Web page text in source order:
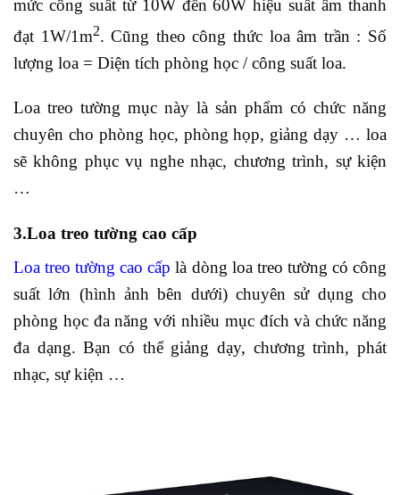
mức công suất từ 10W đến 60W hiệu suất âm thanh
đạt 1W/1m2. Cũng theo công thức loa âm trần : Số
lượng loa = Diện tích phòng học / công suất loa.
Loa treo tường mục này là sản phẩm có chức năng
chuyên cho phòng học, phòng họp, giảng dạy … loa
sẽ không phục vụ nghe nhạc, chương trình, sự kiện
…
3.Loa treo tường cao cấp
Loa treo tường cao cấp là dòng loa treo tường có công
suất lớn (hình ảnh bên dưới) chuyên sử dụng cho
phòng học đa năng với nhiều mục đích và chức năng
đa dạng. Bạn có thể giảng dạy, chương trình, phát
nhạc, sự kiện …